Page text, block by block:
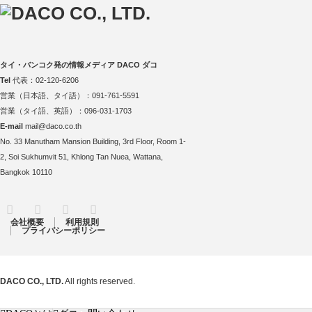
タイ・バンコク発の情報メディア DACO ダコ
Tel 代表：02-120-6206
営業（日本語、タイ語）：091-761-5591
営業（タイ語、英語）：096-031-1703
E-mail mail@daco.co.th
No. 33 Manutham Mansion Building, 3rd Floor, Room 1-
2, Soi Sukhumvit 51, Khlong Tan Nuea, Wattana,
Bangkok 10110
Twitter FacebookInstagram
会社概要
利用規則
プライバシーポリシー
DACO CO., LTD.All rights reserved.